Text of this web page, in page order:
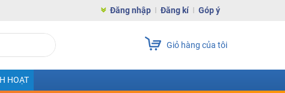
Đăng nhập Đăng kí Góp ý
Giỏ hàng của tôi
HOẠT